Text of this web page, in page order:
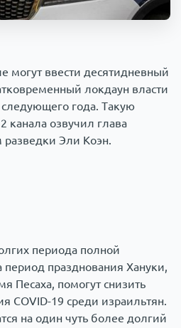
1000 мелочей
могут ввести десятидневный
локдаун власти
года. Такую
озвучил глава
разведки Эли Коэн.
периода полной
празднования Хануки,
Песаха, помогут снизить
COVID-19 среди израильтян.
на один чуть более долгий